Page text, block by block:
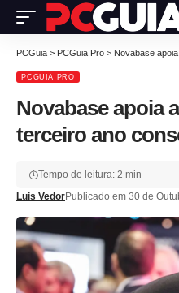
PCGuia > PCGuia Pro > Novabase apoia
PCGUIA PRO
Novabase apoia
terceiro ano
Luis VedorPublicado em 30 de
Tempo de leitura: 2 min